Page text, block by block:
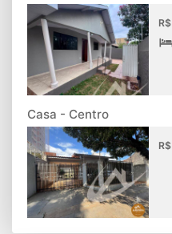
R$
Casa - Centro
R$